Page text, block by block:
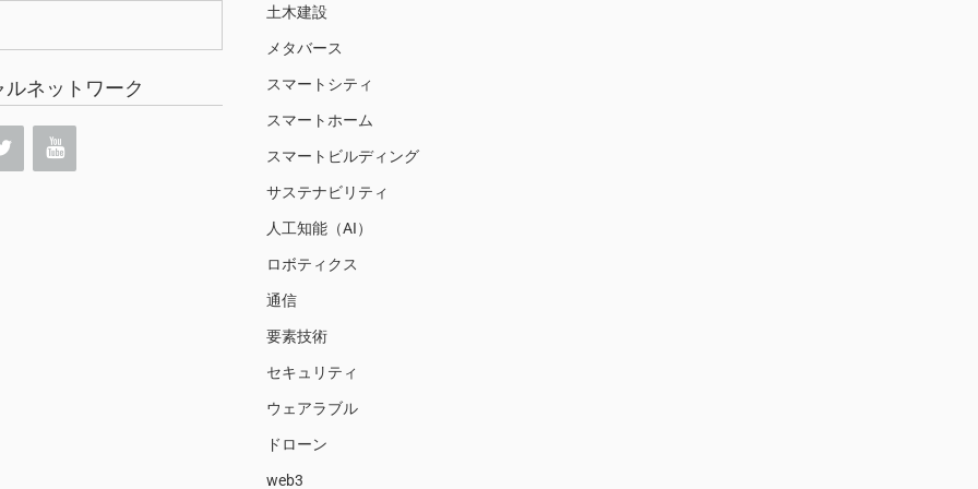
ルネットワーク
土木建設
メタバース
スマートシティ
スマートホーム
スマートビルディング
サステナビリティ
人工知能（AI）
ロボティクス
通信
要素技術
セキュリティ
ウェアラブル
ドローン
web3